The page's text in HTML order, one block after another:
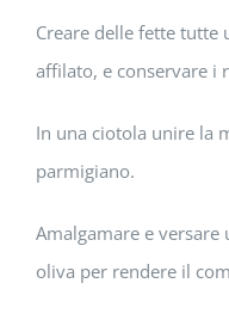
Creare delle fette tutte
affilato, e conservare i
In una ciotola unire la
parmigiano.
Amalgamare e
oliva per rendere il